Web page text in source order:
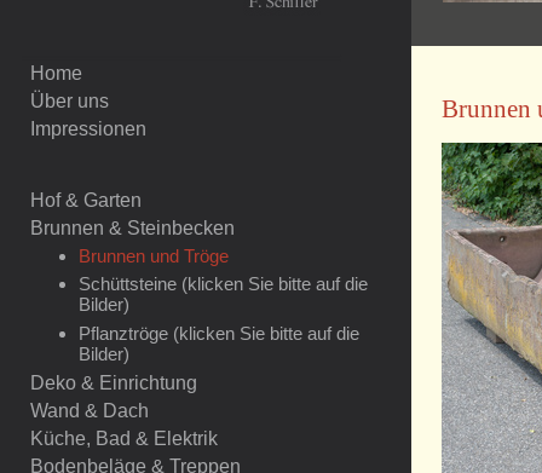
Home
Über uns
Impressionen
Hof & Garten
Brunnen & Steinbecken
Brunnen und Tröge
Schüttsteine (klicken Sie bitte auf die
Bilder)
Pflanztröge (klicken Sie bitte auf die
Bilder)
Deko & Einrichtung
Wand & Dach
Küche, Bad & Elektrik
Bodenbeläge & Treppen
Brunnen